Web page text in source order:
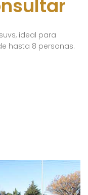
ideal para
hasta 8 personas.